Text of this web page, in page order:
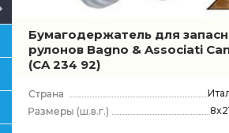
Бумагодержатель для
рулонов Bagno & Associati
(CA 234 92)
(ш.в.г.)